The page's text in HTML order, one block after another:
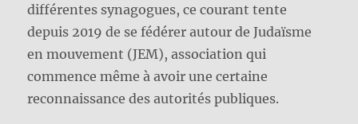
différentes synagogues, ce courant tente
depuis 2019 de se fédérer autour de Judaïsme
en mouvement (JEM), association qui
commence même à avoir une certaine
reconnaissance des autorités publiques.